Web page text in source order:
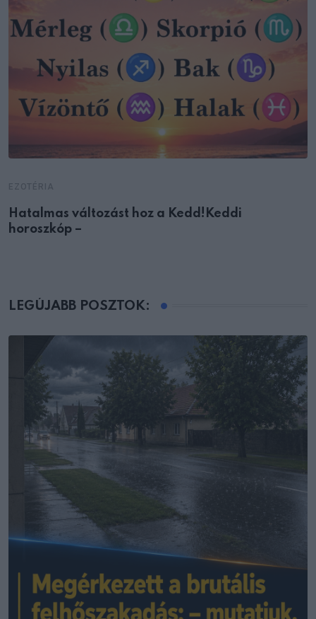
Hatalmas változást hoz a Kedd!Keddi
horoszkóp –
LEGÚJABB POSZTOK: